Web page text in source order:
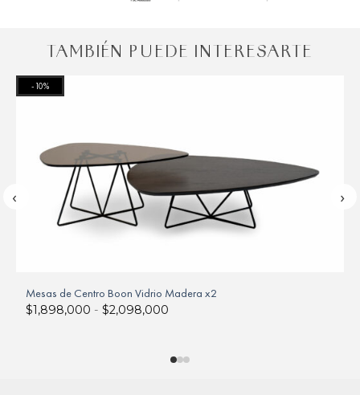
TAMBIÉN PUEDE INTERESARTE
‹ ›
-10%
Mesas de Centro Boon Vidrio Madera x2
$1,898,000 - $2,098,000